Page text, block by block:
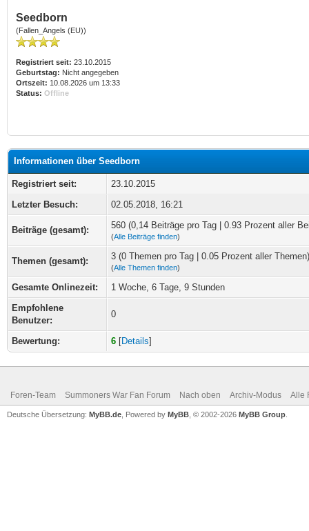
Seedborn
(Fallen_Angels (EU))
Registriert seit: 23.10.2015
Geburtstag: Nicht angegeben
Ortszeit: 10.08.2026 um 13:33
Status: Offline
Informationen über Seedborn
Registriert seit:
23.10.2015
Letzter Besuch:
02.05.2018, 16:21
Beiträge (gesamt): 560 (0,14 Beiträge pro Tag | 0.93 Prozent aller
(Alle Beiträge finden)
Themen (gesamt): 3 (0 Themen pro Tag | 0.05 Prozent aller Themen)
(Alle Themen finden)
Gesamte Onlinezeit:
1 Woche, 6 Tage, 9 Stunden
Empfohlene
Benutzer:
0
Bewertung: 6 [Details]
Foren-Team Summoners War Fan Forum Nach oben Archiv-Modus Alle
Deutsche Übersetzung: MyBB.de , Powered by MyBB , © 2002-2026 MyBB Group